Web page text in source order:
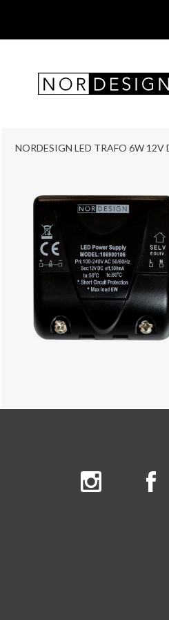
NORDESIGN LED TRAFO 6W 12V